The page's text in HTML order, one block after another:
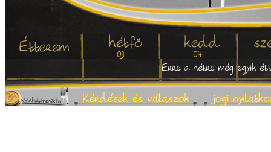
03 04
Erre a hétre még egyik